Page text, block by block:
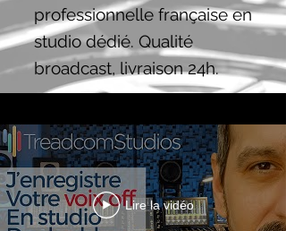
professionnelle française en
studio dédié. Qualité
broadcast, livraison 24h.
Lire la vidéo